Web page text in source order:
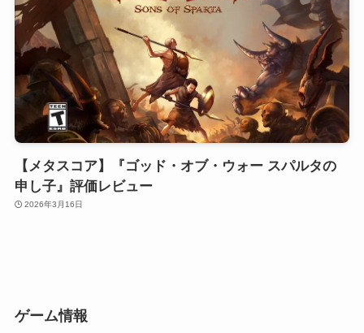
【メタスコア】『ゴッド・オブ・ウォー スパルタの
申し子』評価レビュー
2026年3月16日
ゲーム情報